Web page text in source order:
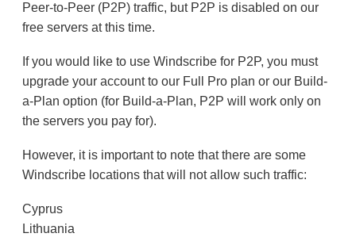
Peer-to-Peer (P2P) traffic, but P2P is disabled on our
free servers at this time.
If you would like to use Windscribe for P2P, you must
upgrade your account to our Full Pro plan or our Build-
a-Plan option (for Build-a-Plan, P2P will work only on
the servers you pay for).
However, it is important to note that there are some
Windscribe locations that will not allow such traffic:
Cyprus
Lithuania